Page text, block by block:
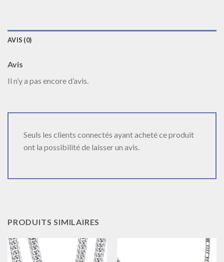
AVIS (0)
Avis
Il n’y a pas encore d’avis.
Seuls les clients connectés ayant acheté ce produit
ont la possibilité de laisser un avis.
PRODUITS SIMILAIRES